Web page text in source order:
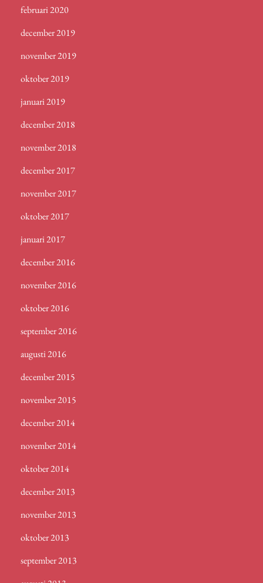
februari 2020
december 2019
november 2019
oktober 2019
januari 2019
december 2018
november 2018
december 2017
november 2017
oktober 2017
januari 2017
december 2016
november 2016
oktober 2016
september 2016
augusti 2016
december 2015
november 2015
december 2014
november 2014
oktober 2014
december 2013
november 2013
oktober 2013
september 2013